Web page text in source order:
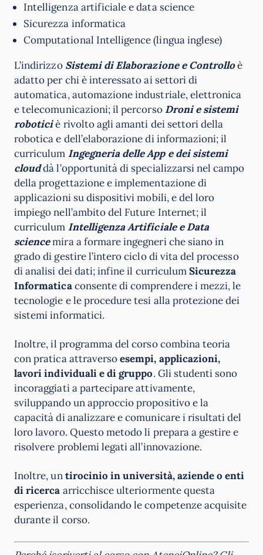
Intelligenza artificiale e data science
Sicurezza informatica
Computational Intelligence (lingua inglese)
L’indirizzo Sistemi di Elaborazione e Controlloè
adatto per chi è interessato ai settori di
automatica, automazione industriale, elettronica
e telecomunicazioni; il percorso Droni e sistemi
roboticiè rivolto agli amanti dei settori della
robotica e dell’elaborazione di informazioni; il
curriculum Ingegneria delle App e dei sistemi
clouddà l’opportunità di specializzarsi nel campo
della progettazione e implementazione di
applicazioni su dispositivi mobili, e del loro
impiego nell’ambito del Future Internet; il
curriculum Intelligenza Artificiale e Data
sciencemira a formare ingegneri che siano in
grado di gestire l’intero ciclo di vita del processo
di analisi dei dati; infine il curriculumSicurezza
Informaticaconsente di comprendere i mezzi, le
tecnologie e le procedure tesi alla protezione dei
sistemi informatici.
Inoltre, il programma del corso combina teoria
con pratica attraversoesempi, applicazioni,
lavori individuali e di gruppo. Gli studenti sono
incoraggiati a partecipare attivamente,
sviluppando un approccio propositivo e la
capacità di analizzare e comunicare i risultati del
loro lavoro. Questo metodo li prepara a gestire e
risolvere problemi legati all’innovazione.
Inoltre, untirocinio in università, aziende o enti
di ricerca arricchisce ulteriormente questa
esperienza, consolidando le competenze acquisite
durante il corso.